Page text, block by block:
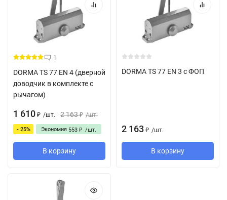
1
DORMA TS 77 EN 4 (дверной
доводчик в комплекте с
рычагом)
1 610 ₽ /шт. 2 163 ₽ /шт.
- 25% Экономия 553 ₽ /шт.
В корзину
DORMA TS 77 EN 3 с ФОП
2 163 ₽ /шт.
В корзину